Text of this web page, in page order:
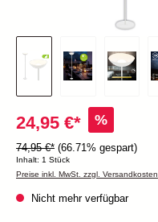
24,95 €* %
74,95 €* (66.71% gespart)
Inhalt: 1 Stück
Preise inkl. MwSt. zzgl. Versandkosten
Nicht mehr verfügbar